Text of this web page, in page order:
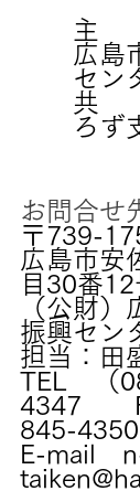
主　
広島
セン
共　
ろず
お問合せ
〒739-
広島市安
目30番12
（公財）
振興セン
担当：田
TEL　（
4347　　
845-4350
E-mail